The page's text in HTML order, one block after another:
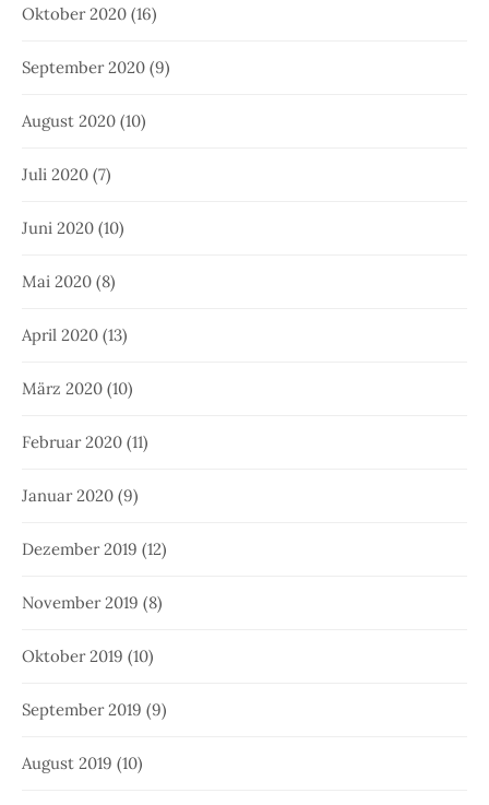
Oktober 2020 (16)
September 2020 (9)
August 2020 (10)
Juli 2020 (7)
Juni 2020 (10)
Mai 2020 (8)
April 2020 (13)
März 2020 (10)
Februar 2020 (11)
Januar 2020 (9)
Dezember 2019 (12)
November 2019 (8)
Oktober 2019 (10)
September 2019 (9)
August 2019 (10)